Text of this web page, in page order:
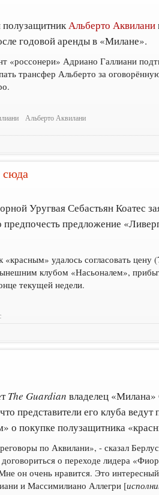
полузащитникАльберто Аквилани
годовой аренды в «Милане».
«россонери» Адриано Галлиани
трансфер Альберто за
Альберто Аквилани
сюда
Уругвая Себастьян Коатес
предпочесть предложение
«красным» удалось согласовать
клубом «Насьоналем»,
текущей недели.
The Guardian владелец
представители его клуба ведут
о покупке полузащитника
по Аквилани», - сказал
о переходе лидера
он очень нравится. Это
и Массимилиано Аллегри [